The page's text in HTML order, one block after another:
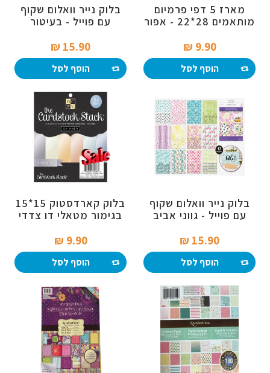
מארז 5 דפי פרמיום
מותאמים 28*22 - אפור
9.90 ₪‎
הוסף לסל
בלוק נייר וואלום שקוף
עם פוייל - בעיטור
15.90 ₪‎
הוסף לסל
בלוק נייר וואלום שקוף
עם פוייל - גווני אביב
15.90 ₪‎
הוסף לסל
בלוק קארדסטוק 15*15
בגימור מטאלי דו צדדי
9.90 ₪‎
הוסף לסל